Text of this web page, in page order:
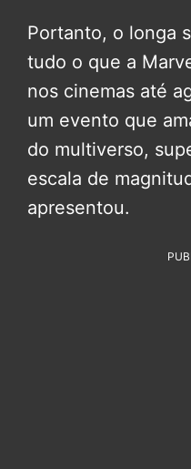
Portanto, o longa
tudo o que a
nos cinemas até
um evento que
do multiverso,
escala de
apresentou.